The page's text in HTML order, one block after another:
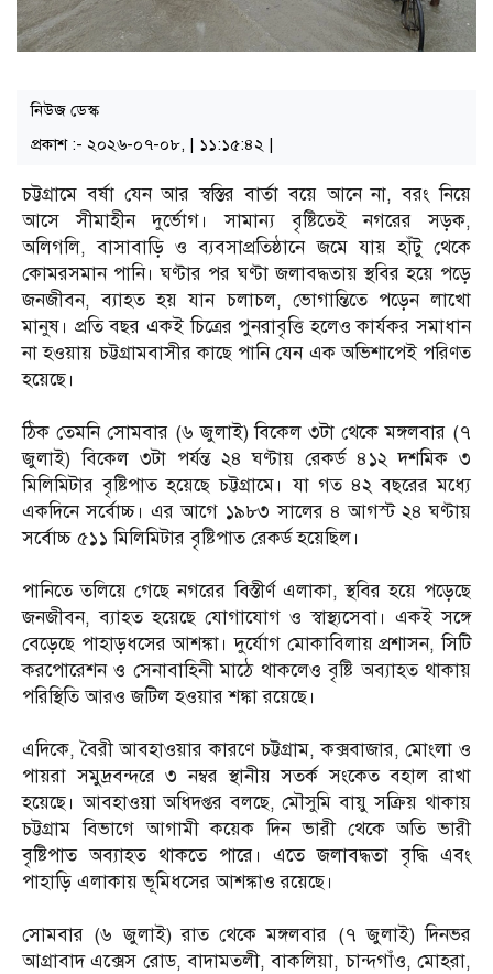
নিউজ ডেস্ক
প্রকাশ :- ২০২৬-০৭-০৮, | ১১:১৫:৪২ |
চট্টগ্রামে বর্ষা যেন আর স্বস্তির বার্তা বয়ে আনে না, বরং নিয়ে
আসে সীমাহীন দুর্ভোগ। সামান্য বৃষ্টিতেই নগরের সড়ক,
অলিগলি, বাসাবাড়ি ও ব্যবসাপ্রতিষ্ঠানে জমে যায় হাঁটু থেকে
কোমরসমান পানি। ঘণ্টার পর ঘণ্টা জলাবদ্ধতায় স্থবির হয়ে পড়ে
জনজীবন, ব্যাহত হয় যান চলাচল, ভোগান্তিতে পড়েন লাখো
মানুষ। প্রতি বছর একই চিত্রের পুনরাবৃত্তি হলেও কার্যকর সমাধান
না হওয়ায় চট্টগ্রামবাসীর কাছে পানি যেন এক অভিশাপেই পরিণত
হয়েছে।
ঠিক তেমনি সোমবার (৬ জুলাই) বিকেল ৩টা থেকে মঙ্গলবার (৭
জুলাই) বিকেল ৩টা পর্যন্ত ২৪ ঘণ্টায় রেকর্ড ৪১২ দশমিক ৩
মিলিমিটার বৃষ্টিপাত হয়েছে চট্টগ্রামে। যা গত ৪২ বছরের মধ্যে
একদিনে সর্বোচ্চ। এর আগে ১৯৮৩ সালের ৪ আগস্ট ২৪ ঘণ্টায়
সর্বোচ্চ ৫১১ মিলিমিটার বৃষ্টিপাত রেকর্ড হয়েছিল।
পানিতে তলিয়ে গেছে নগরের বিস্তীর্ণ এলাকা, স্থবির হয়ে পড়েছে
জনজীবন, ব্যাহত হয়েছে যোগাযোগ ও স্বাস্থ্যসেবা। একই সঙ্গে
বেড়েছে পাহাড়ধসের আশঙ্কা। দুর্যোগ মোকাবিলায় প্রশাসন, সিটি
করপোরেশন ও সেনাবাহিনী মাঠে থাকলেও বৃষ্টি অব্যাহত থাকায়
পরিস্থিতি আরও জটিল হওয়ার শঙ্কা রয়েছে।
এদিকে, বৈরী আবহাওয়ার কারণে চট্টগ্রাম, কক্সবাজার, মোংলা ও
পায়রা সমুদ্রবন্দরে ৩ নম্বর স্থানীয় সতর্ক সংকেত বহাল রাখা
হয়েছে। আবহাওয়া অধিদপ্তর বলছে, মৌসুমি বায়ু সক্রিয় থাকায়
চট্টগ্রাম বিভাগে আগামী কয়েক দিন ভারী থেকে অতি ভারী
বৃষ্টিপাত অব্যাহত থাকতে পারে। এতে জলাবদ্ধতা বৃদ্ধি এবং
পাহাড়ি এলাকায় ভূমিধসের আশঙ্কাও রয়েছে।
সোমবার (৬ জুলাই) রাত থেকে মঙ্গলবার (৭ জুলাই) দিনভর
আগ্রাবাদ এক্সেস রোড, বাদামতলী, বাকলিয়া, চান্দগাঁও, মোহরা,